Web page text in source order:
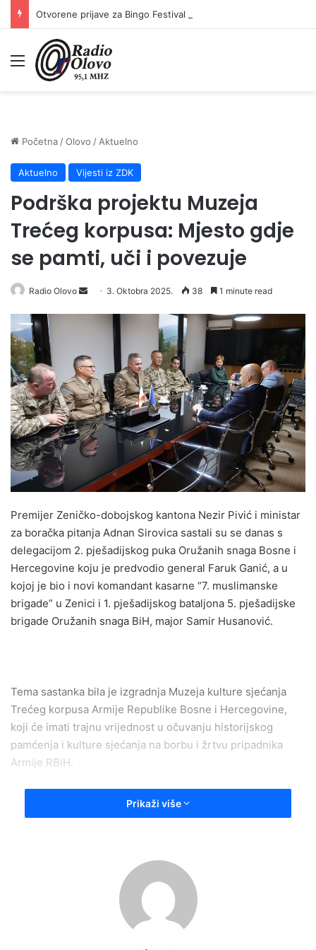
Meni
Početna /Olovo / Aktuelno
Aktuelno Vijesti iz ZDK
Podrška projektu Muzeja
Trećeg korpusa: Mjesto gdje
se pamti, uči i povezuje
Radio Olovo
a
n
e
m
a
i
l
3. Oktobra 2025. 38 1 minute read
Premijer Zeničko-dobojskog kantona Nezir Pivić i ministar
za boračka pitanja Adnan Sirovica sastali su se danas s
delegacijom 2. pješadijskog puka Oružanih snaga Bosne i
Hercegovine koju je predvodio general Faruk Ganić, a u
kojoj je bio i novi komandant kasarne “7. muslimanske
brigade” u Zenici i 1. pješadijskog bataljona 5. pješadijske
brigade Oružanih snaga BiH, major Samir Husanović.
Tema sastanka bila je izgradnja Muzeja kulture sjećanja
Trećeg korpusa Armije Republike Bosne i Hercegovine,
koji će imati trajnu vrijednost u očuvanju historijskog
pamćenja i kulture sjećanja na borbu i žrtvu pripadnika
Armije RBiH.
kvadrata, koji će se prostirati na površini oko 5.500
kvadrata vanjskog prostora. Muzej bi trebao biti važno
mjesto okupljanja, edukacije i zajedničkog pamćenja za sve
Prikaži više